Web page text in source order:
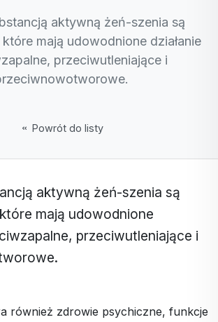
aktywną żeń-szenia są
mają udowodnione działanie
przeciwutleniające i
Powrót do listy
aktywną żeń-szenia są
mają udowodnione
przeciwutleniające i
również zdrowie psychiczne, funkcje